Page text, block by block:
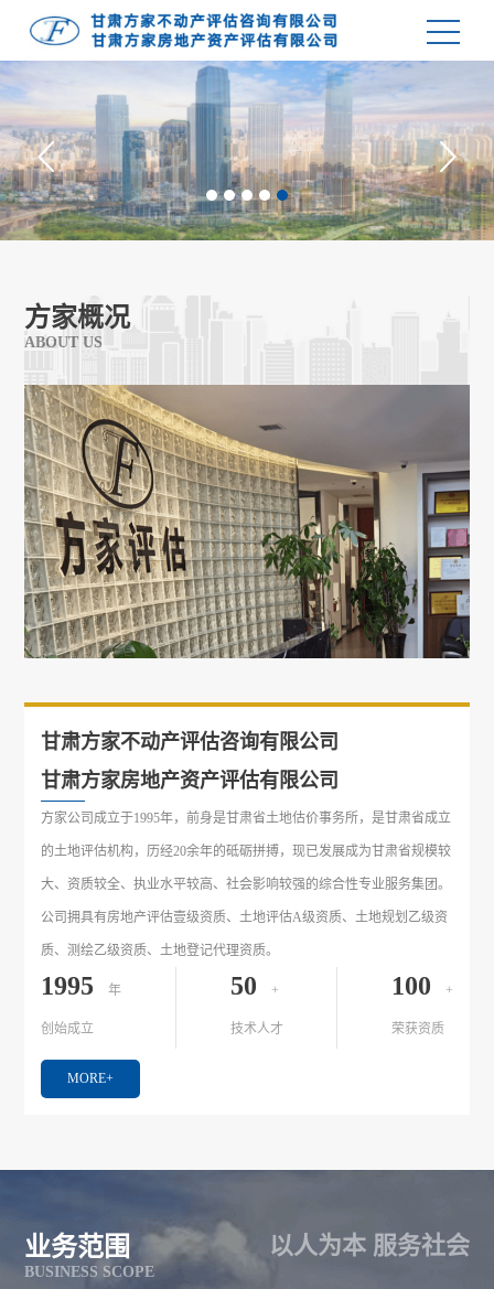
方家概况
ABOUT US
甘肃方家不动产评估咨询有限公司
甘肃方家房地产资产评估有限公司
方家公司成立于1995年，前身是甘肃省土地估价事务所，是甘肃省成立
的土地评估机构，历经20余年的砥砺拼搏，现已发展成为甘肃省规模较
大、资质较全、执业水平较高、社会影响较强的综合性专业服务集团。
公司拥具有房地产评估壹级资质、土地评估A级资质、土地规划乙级资
质、测绘乙级资质、土地登记代理资质。
1995 年
创始成立
50 +
技术人才
100 +
荣获资质
MORE+
业务范围
BUSINESS SCOPE
以人为本 服务社会